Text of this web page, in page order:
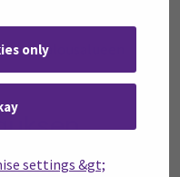
only
settings &gt;
talousalueen